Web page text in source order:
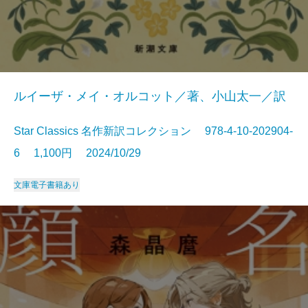
ルイーザ・メイ・オルコット／著、小山太一／訳
Star Classics 名作新訳コレクション 978-4-10-202904-
6 1,100円 2024/10/29
文庫電子書籍あり